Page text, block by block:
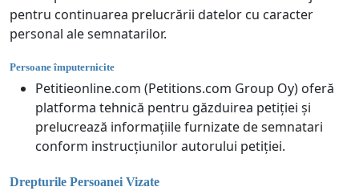
pentru continuarea prelucrării datelor cu caracter
personal ale semnatarilor.
Persoane împuternicite
Petitieonline.com (Petitions.com Group Oy) oferă
platforma tehnică pentru găzduirea petiției și
prelucrează informațiile furnizate de semnatari
conform instrucțiunilor autorului petiției.
Drepturile Persoanei Vizate